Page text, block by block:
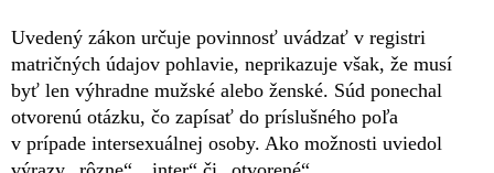
Uvedený zákon určuje povinnosť uvádzať v registri
matričných údajov pohlavie, neprikazuje však, že musí
byť len výhradne mužské alebo ženské. Súd ponechal
otvorenú otázku, čo zapísať do príslušného poľa
v prípade intersexuálnej osoby. Ako možnosti uviedol